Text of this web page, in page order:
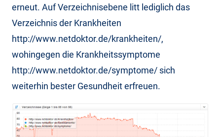
erneut. Auf Verzeichnisebene litt lediglich das
Verzeichnis der Krankheiten
http://www.netdoktor.de/krankheiten/,
wohingegen die Krankheitssymptome
http://www.netdoktor.de/symptome/ sich
weiterhin bester Gesundheit erfreuen.